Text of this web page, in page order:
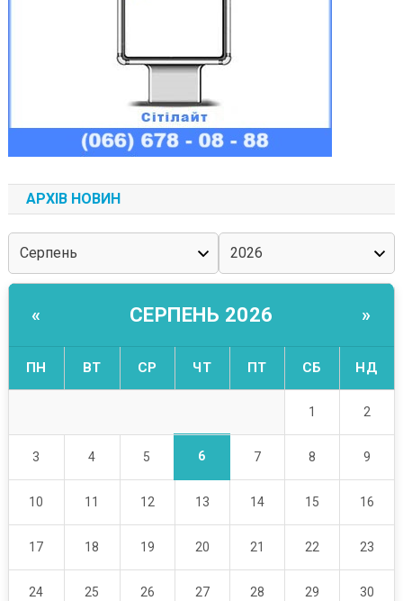
АРХІВ НОВИН
« СЕРПЕНЬ 2026 »
ПН ВТ СР ЧТ ПТ СБ НД
1 2
3 4 5 6 7 8 9
10 11 12 13 14 15 16
17 18 19 20 21 22 23
24 25 26 27 28 29 30